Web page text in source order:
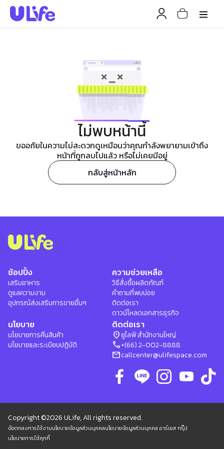
ไม่พบหน้านี้
ขออภัยในความไม่สะดวกดูเหมือนว่าคุณกำลังพยายามเข้าถึง
หน้าที่ถูกลบไปแล้ว หรือไม่เคยมีอยู่
กลับสู่หน้าหลัก
ช้อปปิ้ง
เสริมอาหาร
ดูแลความงาม
อุปกรณ์ส่งเสริมการขายอื่นๆ
ความช่วยเหลือ
วิธีสั่งซื้อผลิตภัณฑ์
คำถามที่พบบ่อย
ติดต่อเรา
ดาวน์โหลดเอกสารธุรกิจ
นโยบาย
นโยบายการคืนสินค้า
นโยบายและระเบียบปฏิบัติ
ติดต่อเรา
location_onยูไลฟ์ สำนักงานใหญ่
phone+(66) 2-002-8888
mailcallcenter@ulifespace.com
Copyright ©2026 ULife, All rights reserved.
ข้อตกลงการใช้งานนโยบายข้อมูลส่วนบุคคลนโยบายข้อมูลส่วนบุคคล อาร์เอส กรุ๊ป
นโยบายการใช้คุกกี้